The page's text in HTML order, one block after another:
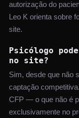
autorização do
Leo K orienta sobre
site.
Psicólogo
no site?
Sim, desde que não
captação
CFP — o que não é
exclusivamente no